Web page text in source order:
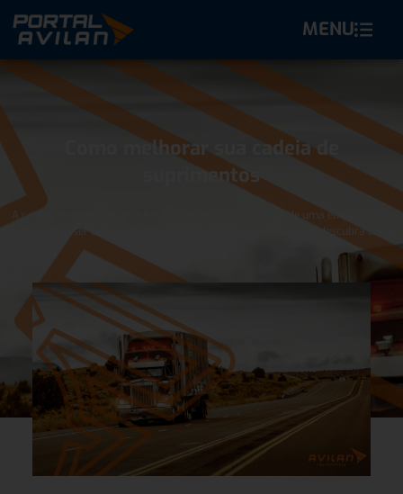
MENU
Como melhorar sua cadeia de
suprimentos
A cadeia de suprimentos é fundamental para o sucesso de uma empresa, por
isso ela deve ser bem aplicada. Confira os principais desafios e descubra como